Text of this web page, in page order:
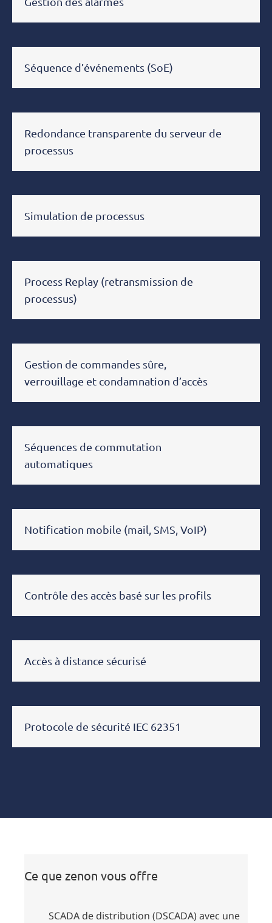
Séquence d’événements (SoE)
Redondance transparente du serveur de
processus
Simulation de processus
Process Replay (retransmission de
processus)
Gestion de commandes sûre,
verrouillage et condamnation d’accès
Séquences de commutation
automatiques
Notification mobile (mail, SMS, VoIP)
Contrôle des accès basé sur les profils
Accès à distance sécurisé
Protocole de sécurité IEC 62351
Ce que zenon vous offre
SCADA de distribution (DSCADA) avec une